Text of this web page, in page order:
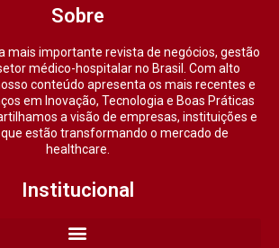
Sobre
mais importante revista de negócios, gestão
médico-hospitalar no Brasil. Com alto
conteúdo apresenta os mais recentes e
em Inovação, Tecnologia e Boas Práticas
a visão de empresas, instituições e
estão transformando o mercado de
healthcare.
Institucional